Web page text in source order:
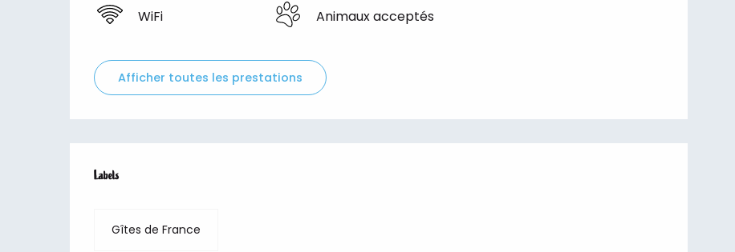
WiFi Animaux acceptés
Afficher toutes les prestations
Offres de prestations
Labels
Labels
Gîtes de France